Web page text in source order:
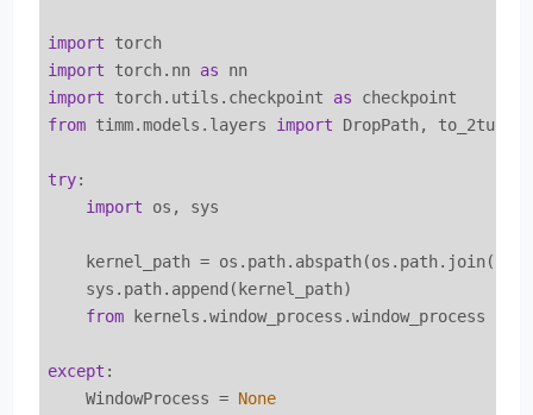
import
import torch.nn as
import torch.utils.checkpoint as
from timm.models.layers import DropPath,
try:
import os, sys
    kernel_path = os.path.abspath(os.path.join(
    sys.path.append(kernel_path)
from kernels.window_process.window_process
except :
    WindowProcess =
None